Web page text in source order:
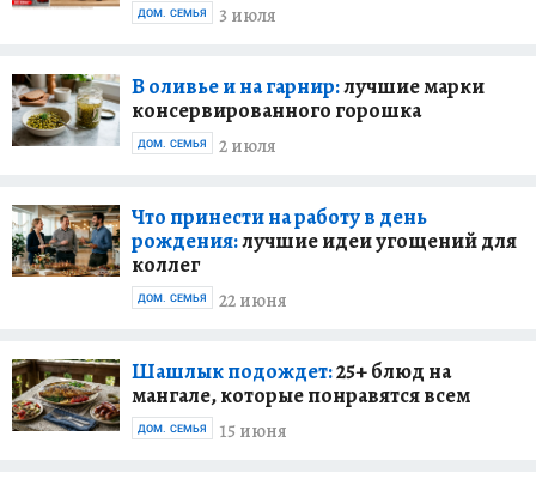
3 июля
ДОМ. СЕМЬЯ
В оливье и на гарнир:лучшие марки
консервированного горошка
2 июля
ДОМ. СЕМЬЯ
Что принести на работу в день
рождения:лучшие идеи угощений для
коллег
22 июня
ДОМ. СЕМЬЯ
Шашлык подождет:25+ блюд на
мангале, которые понравятся всем
15 июня
ДОМ. СЕМЬЯ